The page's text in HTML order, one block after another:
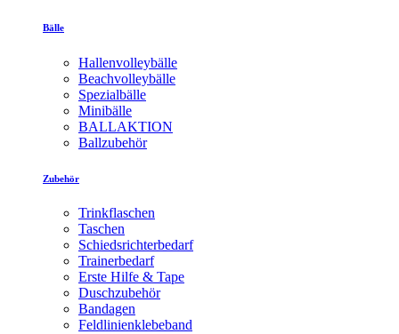
Bälle
Hallenvolleybälle
Beachvolleybälle
Spezialbälle
Minibälle
BALLAKTION
Ballzubehör
Zubehör
Trinkflaschen
Taschen
Schiedsrichterbedarf
Trainerbedarf
Erste Hilfe & Tape
Duschzubehör
Bandagen
Feldlinienklebeband